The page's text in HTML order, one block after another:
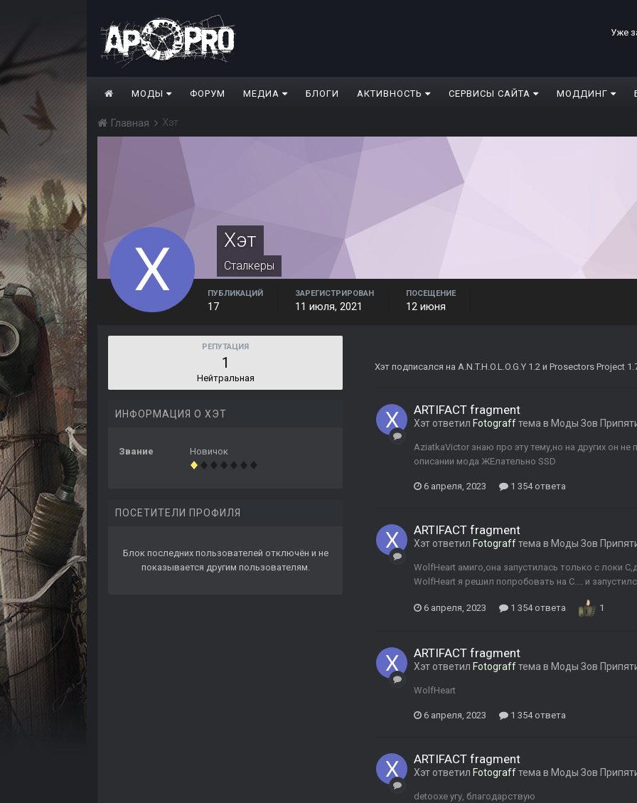
Уже
МОДЫ ФОРУМ МЕДИА БЛОГИ АКТИВНОСТЬ СЕРВИСЫ САЙТА МОДДИНГ
Главная Хэт
Хэт
Сталкеры
ПУБЛИКАЦИЙ
17
ЗАРЕГИСТРИРОВАН
11 июля, 2021
ПОСЕЩЕНИЕ
12 июня
РЕПУТАЦИЯ
1
Нейтральная
ИНФОРМАЦИЯ О ХЭТ
Звание Новичок
ПОСЕТИТЕЛИ ПРОФИЛЯ
Блок последних пользователей отключён и не
показывается другим пользователям.
Хэт подписался на A.N.T.H.O.L.O.G.Y 1.2 и Prosectors Project
ARTIFACT fragment
Хэт ответил Fotograffтема в Моды Зов
AziatkaVictor знаю про эту тему,но на других он не
описании мода ЖЕлательно SSD
6 апреля, 2023 1 354 ответа
ARTIFACT fragment
Хэт ответил Fotograffтема в Моды Зов
WolfHeart амиго,она запустилась только с локи
WolfHeart я решил попробовать на С.... и
6 апреля, 2023 1 354 ответа 1
ARTIFACT fragment
Хэт ответил Fotograffтема в Моды Зов
WolfHeart
6 апреля, 2023 1 354 ответа
ARTIFACT fragment
Хэт ответил Fotograffтема в Моды Зов
detooxe угу, благодарствую